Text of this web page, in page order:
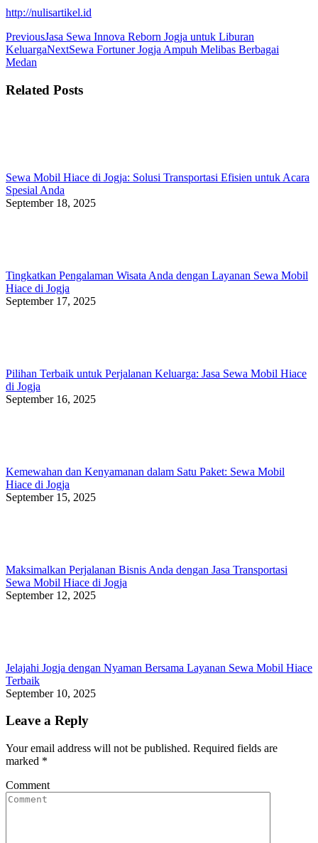
http://nulisartikel.id
Post
navigation
PreviousPrevious
post:
Jasa Sewa Innova Reborn Jogja untuk Liburan
KeluargaNextNext
Sewa Fortuner Jogja Ampuh Melibas Berbagai
Medan
Related Posts
Sewa Mobil Hiace di Jogja: Solusi Transportasi Efisien untuk Acara
Spesial Anda
September 18, 2025
Tingkatkan Pengalaman Wisata Anda dengan Layanan Sewa Mobil
Hiace di Jogja
September 17, 2025
Pilihan Terbaik untuk Perjalanan Keluarga: Jasa Sewa Mobil Hiace
di Jogja
September 16, 2025
Kemewahan dan Kenyamanan dalam Satu Paket: Sewa Mobil
Hiace di Jogja
September 15, 2025
Maksimalkan Perjalanan Bisnis Anda dengan Jasa Transportasi
Sewa Mobil Hiace di Jogja
September 12, 2025
Jelajahi Jogja dengan Nyaman Bersama Layanan Sewa Mobil Hiace
Terbaik
September 10, 2025
Leave a Reply
Your email address will not be published. Required fields are
marked *
Comment